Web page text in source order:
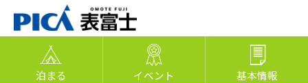
泊まる イベント 基本情報